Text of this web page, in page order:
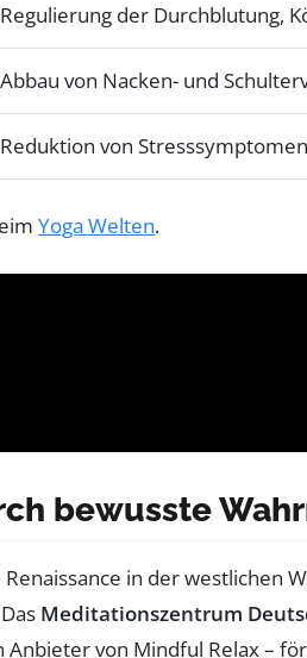
Regulierung der Durchblutung,
Abbau von Nacken- und
Reduktion von
Yoga Welten.
bewusste
in der westlichen
Meditationszentrum
von Mindful Relax –